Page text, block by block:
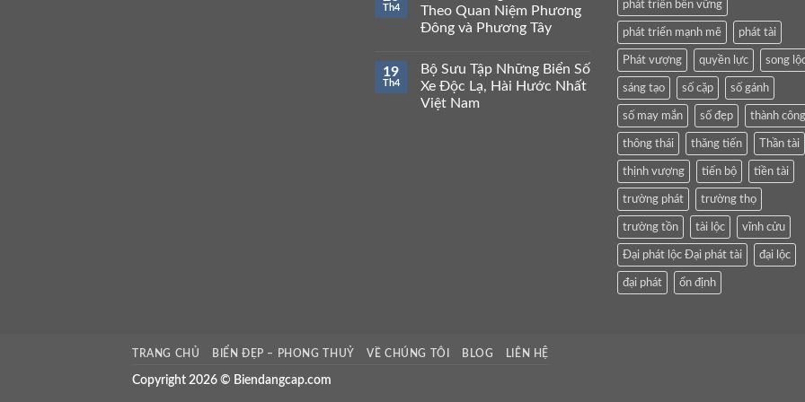
Th4
Theo Quan Niệm Phương
Đông và Phương Tây
19
Th4
Bộ Sưu Tập Những Biển Số
Xe Độc Lạ, Hài Hước Nhất
Việt Nam
phát triển bền vững
phát triển mạnh mẽ phát tài
Phát vượng quyền lực song
sáng tạo số cặp số gánh
số may mắn số đẹp thành công
thông thái thăng tiến Thần tài
thịnh vượng tiến bộ tiền tài
trường phát trường thọ
trường tồn tài lộc vĩnh cửu
Đại phát lộc Đại phát tài đại lộc
đại phát ổn định
TRANG CHỦ BIỂN ĐẸP – PHONG THUỶ VỀ CHÚNG TÔI BLOG LIÊN HỆ
Copyright 2026 © Biendangcap.com